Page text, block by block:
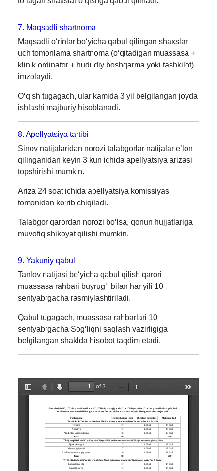
7. Maqsadli shartnoma
Maqsadli o‘rinlar bo‘yicha qabul qilingan shaxslar
uch tomonlama shartnoma (o‘qitadigan muassasa +
klinik ordinator + hududiy boshqarma yoki tashkilot)
imzolaydi.
O‘qish tugagach, ular kamida 3 yil belgilangan joyda
ishlashi majburiy hisoblanadi.
8. Apellyatsiya tartibi
Sinov natijalaridan norozi talabgorlar natijalar e’lon
qilinganidan keyin 3 kun ichida apellyatsiya arizasi
topshirishi mumkin.
Ariza 24 soat ichida apellyatsiya komissiyasi
tomonidan ko‘rib chiqiladi.
Talabgor qarordan norozi bo‘lsa, qonun hujjatlariga
muvofiq shikoyat qilishi mumkin.
9. Yakuniy qabul
Tanlov natijasi bo‘yicha qabul qilish qarori
muassasa rahbari buyrug‘i bilan har yili 10
sentyabrgacha rasmiylashtiriladi.
Qabul tugagach, muassasa rahbarlari 10
sentyabrgacha Sog‘liqni saqlash vazirligiga
belgilangan shaklda hisobot taqdim etadi.